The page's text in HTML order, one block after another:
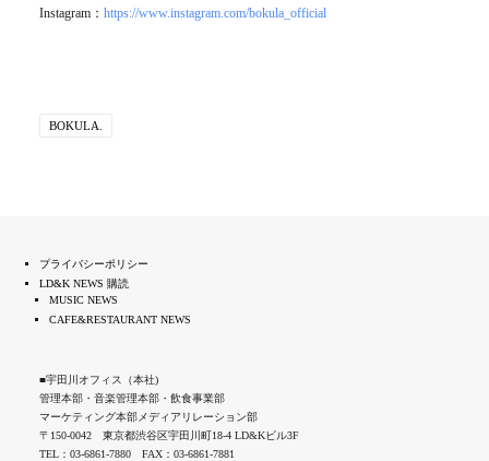
Instagram： https://www.instagram.com/bokula_official
BOKULA.
プライバシーポリシー
LD&K NEWS 購読
MUSIC NEWS
CAFE&RESTAURANT NEWS
■宇田川オフィス（本社)
管理本部・音楽管理本部・飲食事業部
マーケティング本部メディアリレーション部
〒150-0042 東京都渋谷区宇田川町18-4 LD&Kビル3F
TEL：03-6861-7880 FAX：03-6861-7881